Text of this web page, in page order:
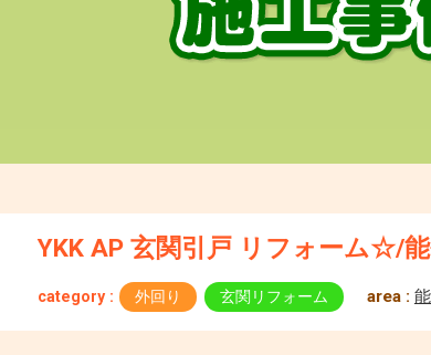
YKK AP 玄関引戸 リフォーム☆/
category : 外回り 玄関リフォーム area :